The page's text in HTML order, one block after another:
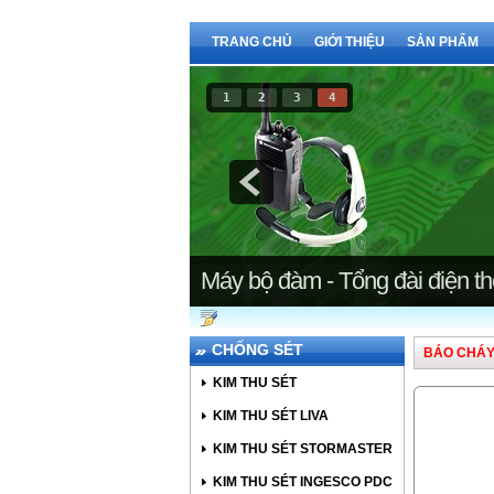
TRANG CHỦ GIỚI THIỆU SẢN PHẨM
1 2 3 4
Báo Cháy
CHỐNG SÉT
KIM THU SÉT
KIM THU SÉT LIVA
KIM THU SÉT STORMASTER
KIM THU SÉT INGESCO PDC
BÁO CHÁY